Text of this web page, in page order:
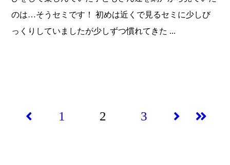
のは…そうセミです！ 初めは近くで見るセミに少しび
っくりしていましたが少しずつ慣れてきた ...
1 2 3